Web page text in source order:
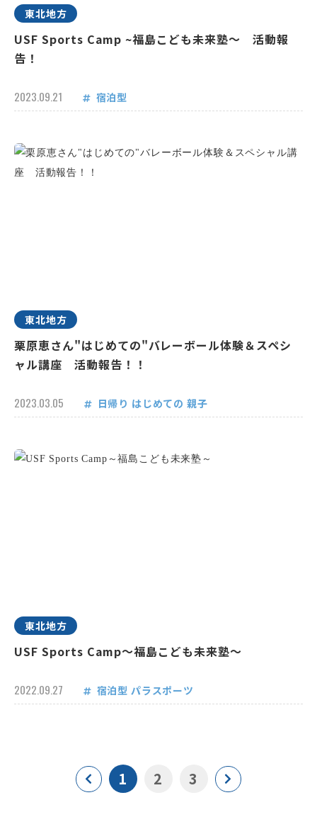
東北地方
USF Sports Camp ~福島こども未来塾～ 活動報
告！
2023.09.21 宿泊型
東北地方
栗原恵さん"はじめての"バレーボール体験＆スペシ
ャル講座 活動報告！！
2023.03.05 日帰り はじめての 親子
東北地方
USF Sports Camp～福島こども未来塾～
2022.09.27 宿泊型 パラスポーツ
1 2 3